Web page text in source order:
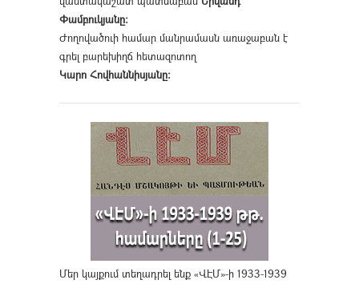
Փամբուկյանը։
Ժողովածուի համար մանրամասն առաջաբան է
գրել բարեխիղճ հետազոտող
Կարո Հովհաննիսյանը։
Մեր կայքում տեղադրել ենք «ՎԷՄ»-ի 1933-1939